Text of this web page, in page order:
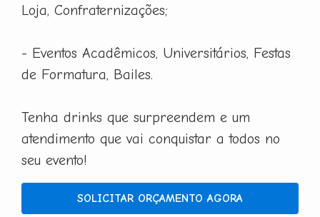
Loja, Confraternizações;
- Eventos Acadêmicos, Universitários, Festas
de Formatura, Bailes.
Tenha drinks que surpreendem e um
atendimento que vai conquistar a todos no
seu evento!
SOLICITAR ORÇAMENTO AGORA